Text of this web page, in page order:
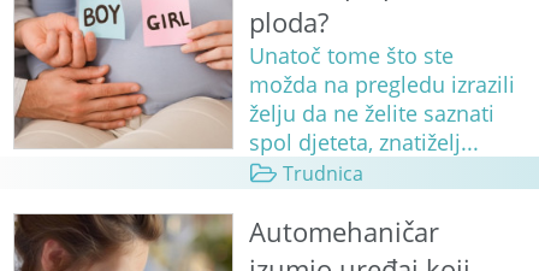
ploda?
Unatoč tome što ste
možda na pregledu izrazili
želju da ne želite saznati
spol djeteta, znatiželj...
Trudnica
Automehaničar